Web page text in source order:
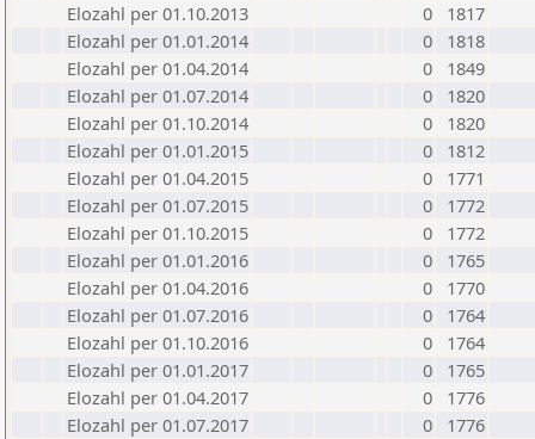
Elozahl per 01.10.2013
0
1817
Elozahl per 01.01.2014
0
1818
Elozahl per 01.04.2014
0
1849
Elozahl per 01.07.2014
0
1820
Elozahl per 01.10.2014
0
1820
Elozahl per 01.01.2015
0
1812
Elozahl per 01.04.2015
0
1771
Elozahl per 01.07.2015
0
1772
Elozahl per 01.10.2015
0
1772
Elozahl per 01.01.2016
0
1765
Elozahl per 01.04.2016
0
1770
Elozahl per 01.07.2016
0
1764
Elozahl per 01.10.2016
0
1764
Elozahl per 01.01.2017
0
1765
Elozahl per 01.04.2017
0
1776
Elozahl per 01.07.2017
0
1776